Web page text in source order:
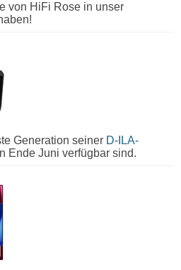
von HiFi Rose in unser
Generation seiner D-ILA-
Ende Juni verfügbar sind.